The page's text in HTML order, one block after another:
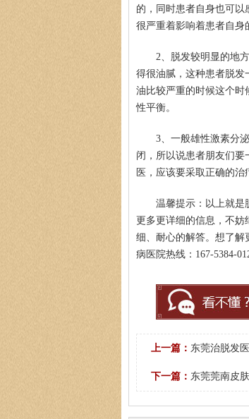
的，同时患者自身也可
很严重着影响着患者自身
2、脱发较明显的地
得很油腻，这种患者脱发
油比较严重的时候这个时
性平衡。
3、一般雄性激素分
闭，所以说患者朋友们
医，应该要采取正确的治
温馨提示：以上就是
更多更详细的信息，不
细、耐心的解答。想了解
病医院热线：167-5384-
上一篇： 东莞治脱发
下一篇： 东莞莞南皮